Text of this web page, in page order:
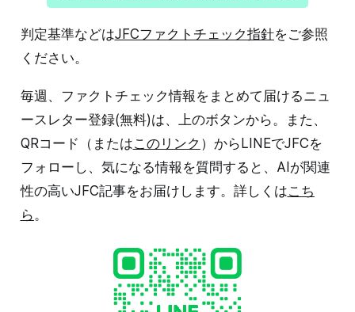
判定基準などはJFCファクトチェック指針をご参照
ください。
毎週、ファクトチェック情報をまとめて届けるニュ
ースレター登録(無料)は、上のボタンから。また、
QRコード（またはこのリンク ）からLINEでJFCを
フォローし、気になる情報を質問すると、AIが関連
性の高いJFC記事をお届けします。詳しくはこち
ら 。